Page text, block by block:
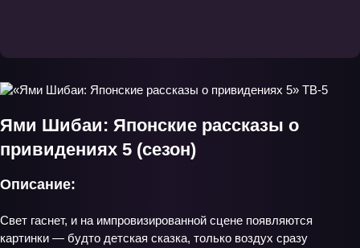
Ями Шибаи: Японские рассказы о
привидениях 5 (сезон)
Описание:
Свет гаснет, и на импровизированной сцене появляются
картинки — будто детская сказка, только воздух сразу